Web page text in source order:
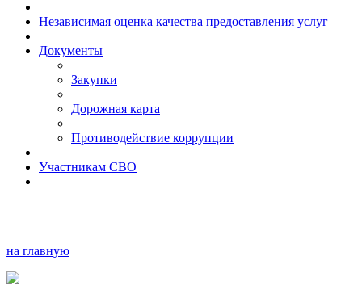
Независимая оценка качества предоставления услуг
Документы
Закупки
Дорожная карта
Противодействие коррупции
Участникам СВО
на главную